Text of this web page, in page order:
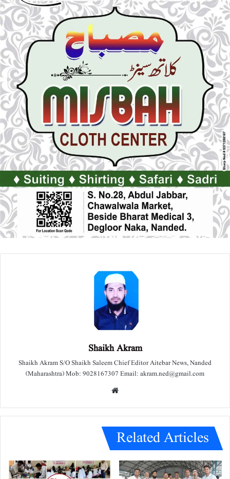
Shaikh Akram
Shaikh Akram S/O Shaikh Saleem Chief Editor Aitebar News, Nanded
(Maharashtra) Mob: 9028167307 Email: akram.ned@gmail.com
e
Related Articles